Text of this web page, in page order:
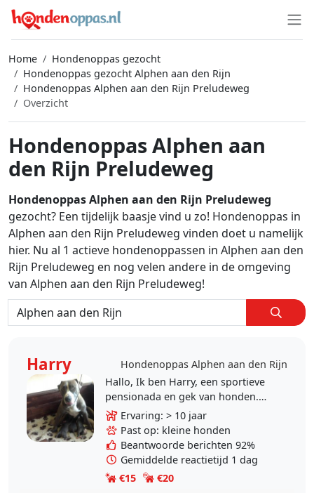
Home
Hondenoppas gezocht
Hondenoppas gezocht Alphen aan den Rijn
Hondenoppas Alphen aan den Rijn Preludeweg
Overzicht
Hondenoppas Alphen aan
den Rijn Preludeweg
Hondenoppas Alphen aan den Rijn Preludeweg
gezocht? Een tijdelijk baasje vind u zo! Hondenoppas in
Alphen aan den Rijn Preludeweg vinden doet u namelijk
hier. Nu al 1 actieve hondenoppassen in Alphen aan den
Rijn Preludeweg en nog velen andere in de omgeving
van Alphen aan den Rijn Preludeweg!
Harry
Hondenoppas Alphen aan den Rijn
Hallo, Ik ben Harry, een sportieve
pensionada en gek van honden.
Mijn hele leven heb ik honden
gehad van klein tot groot. Ik meld
mij bij deze aan..
Ervaring: > 10 jaar
Past op: kleine honden
Beantwoorde berichten 92%
Gemiddelde reactietijd 1 dag
€15
€20